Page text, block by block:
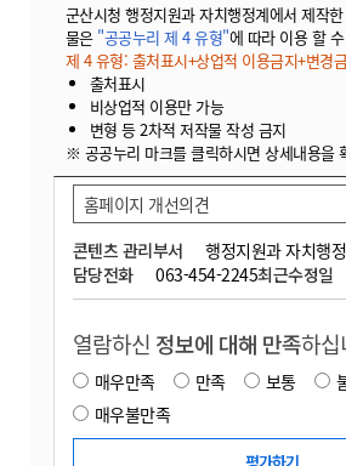
군산시청 행정지원과 자치행정계에서 제작한
물은 "공공누리 제 4 유형"에 따라 이용 할
제 4 유형: 출처표시+상업적 이용금지+변경
출처표시
비상업적 이용만 가능
변형 등 2차적 저작물 작성 금지
※ 공공누리 마크를 클릭하시면 상세내용을
콘텐츠 관리부서
행정지원과 자치행
담당전화
063-454-2245최근수정일
홈페이지 개선의견
열람하신 정보에 대해 만족하십
매우만족 만족 보통
매우불만족